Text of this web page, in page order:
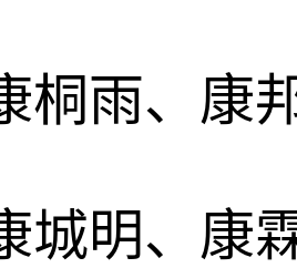
桐雨、康
城明、康